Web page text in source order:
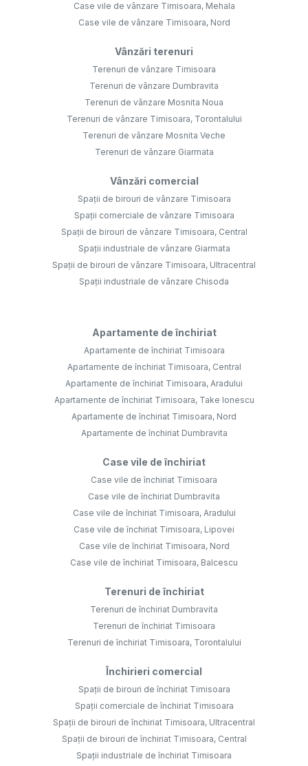
Case vile de vânzare Timisoara, Mehala
Case vile de vânzare Timisoara, Nord
Vânzări terenuri
Terenuri de vânzare Timisoara
Terenuri de vânzare Dumbravita
Terenuri de vânzare Mosnita Noua
Terenuri de vânzare Timisoara, Torontalului
Terenuri de vânzare Mosnita Veche
Terenuri de vânzare Giarmata
Vânzări comercial
Spații de birouri de vânzare Timisoara
Spații comerciale de vânzare Timisoara
Spații de birouri de vânzare Timisoara, Central
Spații industriale de vânzare Giarmata
Spații de birouri de vânzare Timisoara, Ultracentral
Spații industriale de vânzare Chisoda
Apartamente de închiriat
Apartamente de închiriat Timisoara
Apartamente de închiriat Timisoara, Central
Apartamente de închiriat Timisoara, Aradului
Apartamente de închiriat Timisoara, Take Ionescu
Apartamente de închiriat Timisoara, Nord
Apartamente de închiriat Dumbravita
Case vile de închiriat
Case vile de închiriat Timisoara
Case vile de închiriat Dumbravita
Case vile de închiriat Timisoara, Aradului
Case vile de închiriat Timisoara, Lipovei
Case vile de închiriat Timisoara, Nord
Case vile de închiriat Timisoara, Balcescu
Terenuri de închiriat
Terenuri de închiriat Dumbravita
Terenuri de închiriat Timisoara
Terenuri de închiriat Timisoara, Torontalului
Închirieri comercial
Spații de birouri de închiriat Timisoara
Spații comerciale de închiriat Timisoara
Spații de birouri de închiriat Timisoara, Ultracentral
Spații de birouri de închiriat Timisoara, Central
Spații industriale de închiriat Timisoara